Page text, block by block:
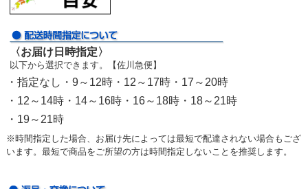
〈お届け日時指定〉
以下から選択できます。【佐川急便】
・指定なし・9～12時・12～17時・17～20時
・12～14時・14～16時・16～18時・18～21時
・19～21時
※時間指定した場合、お届け先によっては最短で配達されない場合もござ
います。最短で商品をご所望の方は時間指定しないことを推奨します。